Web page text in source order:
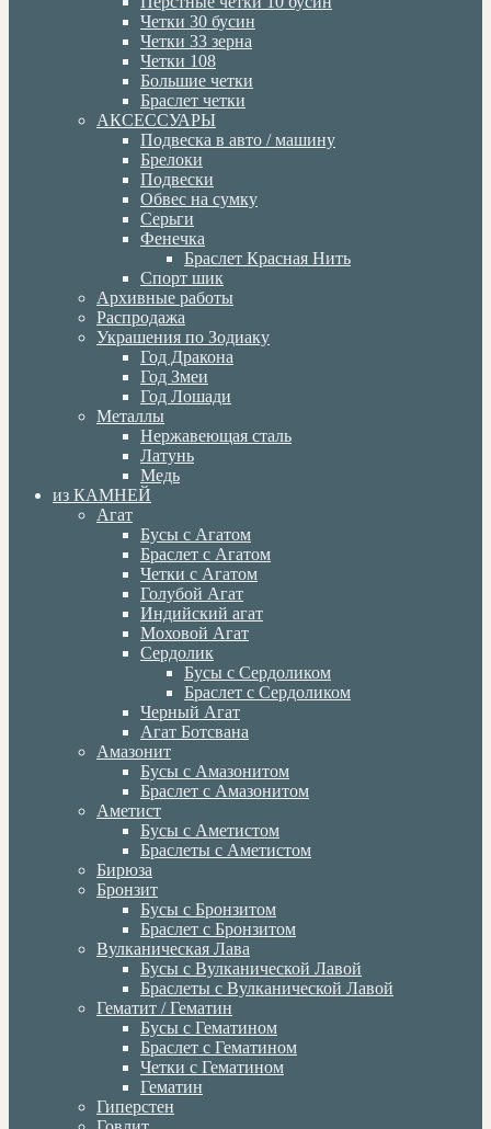
Четки 30 бусин
Четки 33 зерна
Четки 108
Большие четки
Браслет четки
АКСЕССУАРЫ
Подвеска в авто / машину
Брелоки
Подвески
Обвес на сумку
Серьги
Фенечка
Браслет Красная Нить
Спорт шик
Архивные работы
Распродажа
Украшения по Зодиаку
Год Дракона
Год Змеи
Год Лошади
Металлы
Нержавеющая сталь
Латунь
Медь
из КАМНЕЙ
Агат
Бусы с Агатом
Браслет с Агатом
Четки с Агатом
Голубой Агат
Индийский агат
Моховой Агат
Сердолик
Бусы с Сердоликом
Браслет с Сердоликом
Черный Агат
Агат Ботсвана
Амазонит
Бусы с Амазонитом
Браслет с Амазонитом
Аметист
Бусы с Аметистом
Браслеты с Аметистом
Бирюза
Бронзит
Бусы с Бронзитом
Браслет с Бронзитом
Вулканическая Лава
Бусы с Вулканической Лавой
Браслеты с Вулканической Лавой
Гематит / Гематин
Бусы с Гематином
Браслет с Гематином
Четки с Гематином
Гематин
Гиперстен